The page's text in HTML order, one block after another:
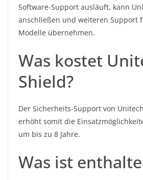
Software-Support ausläuft, kann
anschließen und weiteren Support
Modelle übernehmen.
Was kostet
Shield?
Der Sicherheits-Support von
erhöht somit die
um bis zu 8 Jahre.
Was ist